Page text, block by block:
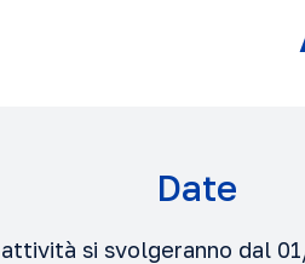
Date
si svolgeranno dal